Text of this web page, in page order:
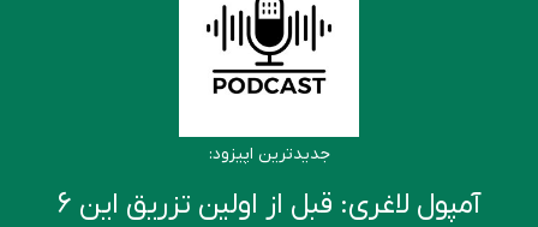
جدیدترین اپیزود:
آمپول لاغری: قبل از اولین تزریق این ۶